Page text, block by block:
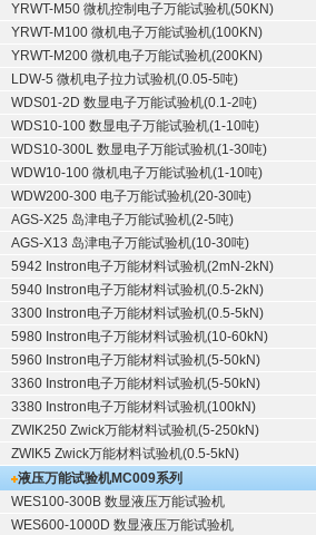
YRWT-M50 微机控制电子万能试验机(50KN)
YRWT-M100 微机电子万能试验机(100KN)
YRWT-M200 微机电子万能试验机(200KN)
LDW-5 微机电子拉力试验机(0.05-5吨)
WDS01-2D 数显电子万能试验机(0.1-2吨)
WDS10-100 数显电子万能试验机(1-10吨)
WDS10-300L 数显电子万能试验机(1-30吨)
WDW10-100 微机电子万能试验机(1-10吨)
WDW200-300 电子万能试验机(20-30吨)
AGS-X25 岛津电子万能试验机(2-5吨)
AGS-X13 岛津电子万能试验机(10-30吨)
5942 Instron电子万能材料试验机(2mN-2kN)
5940 Instron电子万能材料试验机(0.5-2kN)
3300 Instron电子万能材料试验机(0.5-5kN)
5980 Instron电子万能材料试验机(10-60kN)
5960 Instron电子万能材料试验机(5-50kN)
3360 Instron电子万能材料试验机(5-50kN)
3380 Instron电子万能材料试验机(100kN)
ZWIK250 Zwick万能材料试验机(5-250kN)
ZWIK5 Zwick万能材料试验机(0.5-5kN)
液压万能试验机MC009系列
WES100-300B 数显液压万能试验机
WES600-1000D 数显液压万能试验机